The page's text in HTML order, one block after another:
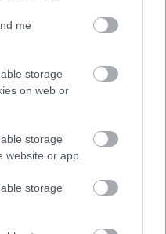
me
storage
on web or
storage
website or app.
storage
vezényel - Kodály,
a